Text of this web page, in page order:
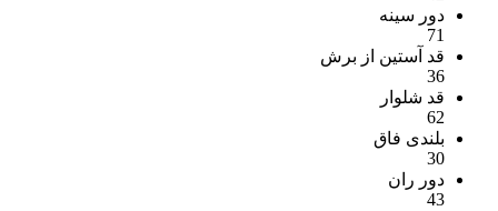
دور سینه
71
قد آستین از برش
36
قد شلوار
62
بلندی فاق
30
دور ران
43